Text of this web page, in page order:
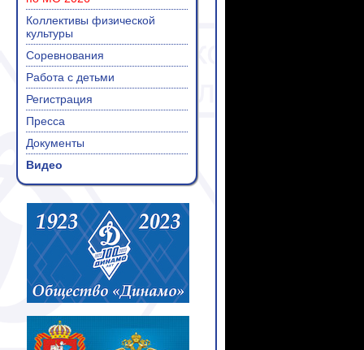
Коллективы физической
культуры
Соревнования
Работа с детьми
Регистрация
Пресса
Документы
Видео